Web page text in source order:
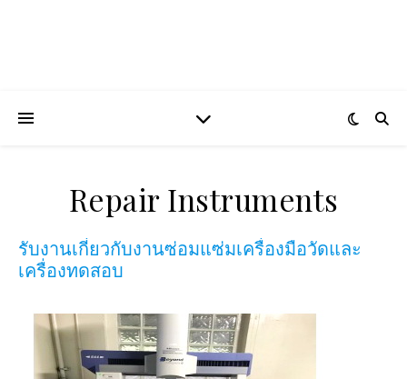
Repair Instruments
รับงานเกี่ยวกับงานซ่อมแซ่มเครื่องมือวัดและ
เครื่องทดสอบ